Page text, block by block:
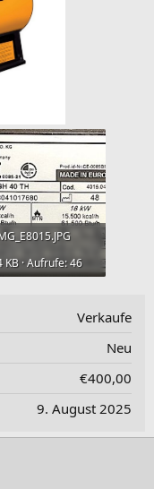
KB · Aufrufe: 46
Verkaufe
Neu
€400,00
9. August 2025